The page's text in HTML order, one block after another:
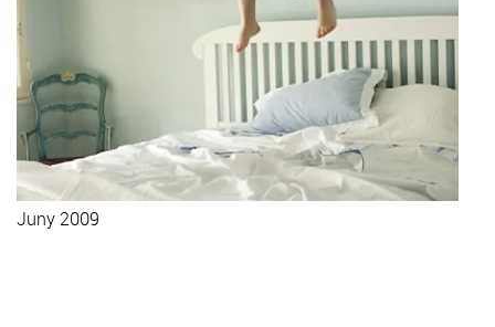
Juny 2009